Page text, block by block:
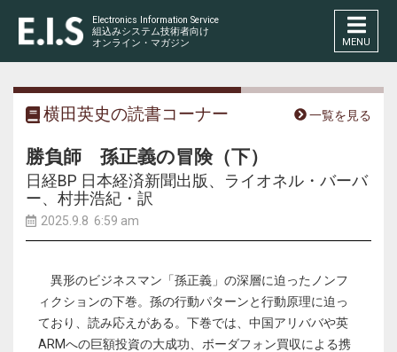
Electronics Information Service
組込みシステム技術者向け
オンライン・マガジン
MENU
横田英史の読書コーナー 一覧を見る
勝負師 孫正義の冒険（下）
日経BP 日本経済新聞出版、ライオネル・バーバ
ー、村井浩紀・訳
2025.9.8 6:59 am
異形のビジネスマン「孫正義」の深層に迫ったノンフ
ィクションの下巻。孫の行動パターンと行動原理に迫っ
ており、読み応えがある。下巻では、中国アリババや英
ARMへの巨額投資の大成功、ボーダフォン買収による携